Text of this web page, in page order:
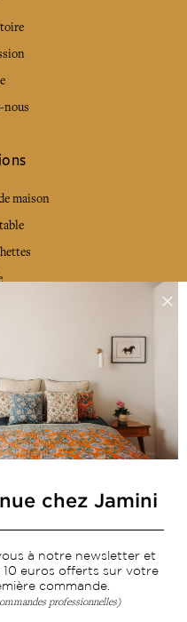
nous
maison
poésie et élégance
vous à notre newsletter
chez Jamini
à notre newsletter et
euros offerts sur votre
commande.
professionnelles)